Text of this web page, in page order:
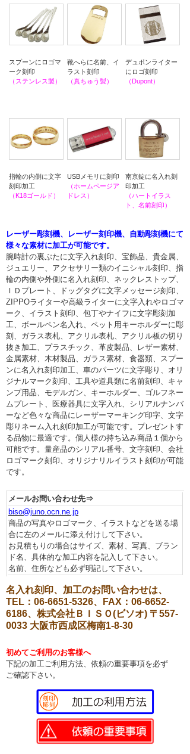
スプーンにロゴマ
ーク刻印
（ステンレス製）
靴へらに名前、イ
ラスト刻印
（真ちゅう製）
デュポンライター
にロゴ刻印
（Dupont）
指輪の内側に文字
刻印加工
（K18ゴールド）
USBメモリに刻印
（ホームページア
ドレス）
南京錠に名入れ刻
印加工
（ハートイラス
ト、名前刻印）
レーザー彫刻機、レーザー刻印機、自動彫刻機にて
様々な素材に加工が可能です。
腕時計の裏ぶたに文字入れ刻印、宝飾品、貴金属、
ジュエリー、アクセサリー類のイニシャル刻印、指
輪の内側や外側に名入れ刻印、ネックレストップ、
ＩＤプレート、ドッグタグに文字メッセージ刻印、
ZIPPOライターや高級ライターに文字入れやロゴマ
ーク、イラスト刻印、包丁やナイフに文字彫刻加
工、ボールペン名入れ、ペット用キーホルダーに彫
刻、ガラス表札、アクリル表札、アクリル板の切り
抜き加工、プラスチック、革皮製品、レザー素材、
金属素材、木材製品、ガラス素材、食器類、スプー
ンに名入れ刻印加工、車のパーツに文字彫り、オリ
ジナルマーク刻印、工具や道具類に名前刻印、キャ
ンプ用品、モデルガン、キーホルダー、ゴルフネー
ムプレート、医療器具に文字入れ、シリアルナンバ
ーなど色々な商品にレーザーマーキング印字、文字
彫りネーム入れ刻印加工が可能です。プレゼントす
る品物に最適です。個人様の持ち込み商品１個から
可能です。量産品のシリアル番号、文字刻印、会社
ロゴマーク刻印、オリジナリルイラスト刻印が可能
です。
メールお問い合わせ先⇒
biso@juno.ocn.ne.jp
商品の写真やロゴマーク、イラストなどを送る場
合に左のメールに添え付けして下さい。
お見積もりの場合はサイズ、素材、写真、ブラン
ド名、具体的な加工内容を記入して下さい。
名前、住所なども必ず明記して下さい。
名入れ刻印、加工のお問い合わせは、
TEL：06-6651-5326、FAX：06-6652-
6186、株式会社ＢＩＳＯ(ビソオ) 〒557-
0033 大阪市西成区梅南1-8-30
初めてご利用のお客様へ
下記の加工ご利用方法、依頼の重要事項を必ず
ご確認下さい。